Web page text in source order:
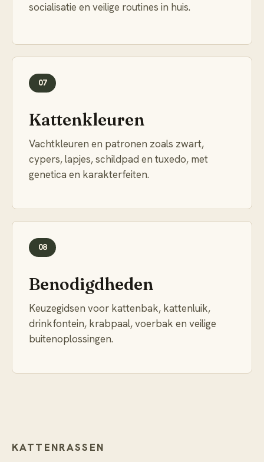
socialisatie en veilige routines in huis.
07
Kattenkleuren
Vachtkleuren en patronen zoals zwart,
cypers, lapjes, schildpad en tuxedo, met
genetica en karakterfeiten.
08
Benodigdheden
Keuzegidsen voor kattenbak, kattenluik,
drinkfontein, krabpaal, voerbak en veilige
buitenoplossingen.
KATTENRASSEN